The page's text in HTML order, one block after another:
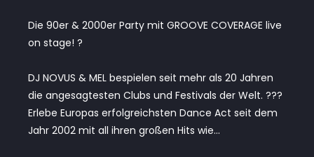
Die 90er & 2000er Party mit GROOVE COVERAGE live
on stage! ?
DJ NOVUS & MEL bespielen seit mehr als 20 Jahren
die angesagtesten Clubs und Festivals der Welt. ???
Erlebe Europas erfolgreichsten Dance Act seit dem
Jahr 2002 mit all ihren großen Hits wie…